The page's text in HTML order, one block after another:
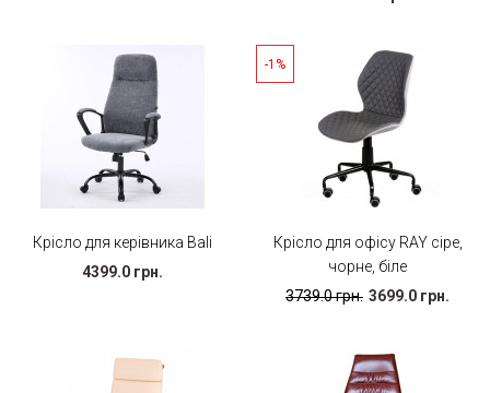
Крісло для керівника Bali
4399.0 грн.
-1%
Крісло для офісу RAY сіре,
чорне, біле
3739.0 грн. 3699.0 грн.